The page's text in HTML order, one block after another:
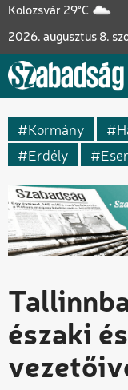
Ugrás
tartalomra
Kolozsvár 29°C
2026. augusztus 8.
Kormány
Erdély
északi